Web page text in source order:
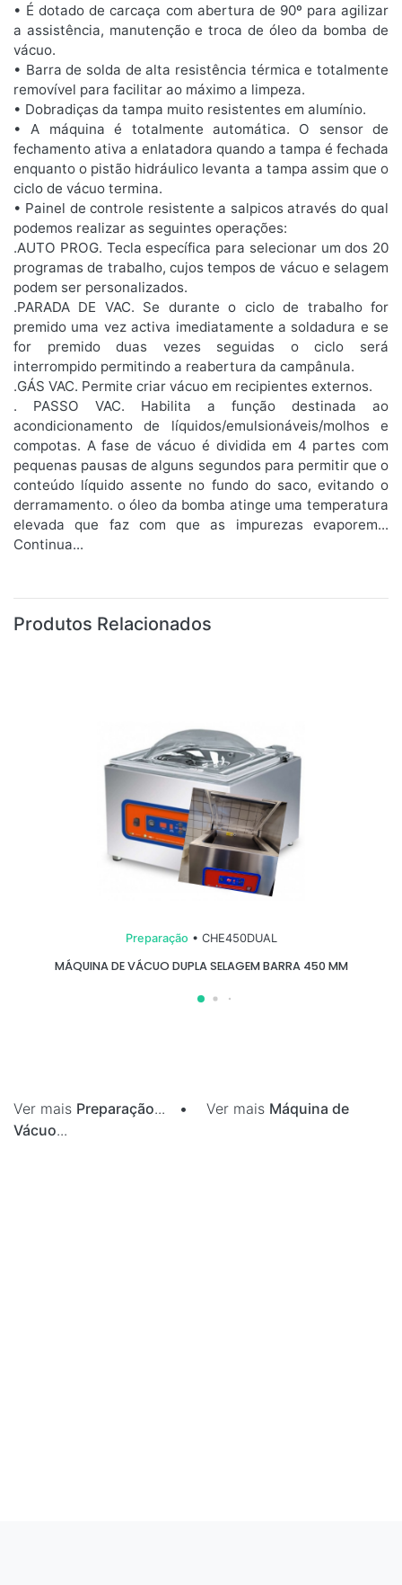
• É dotado de carcaça com abertura de 90º para agilizar
a assistência, manutenção e troca de óleo da bomba de
vácuo.
• Barra de solda de alta resistência térmica e totalmente
removível para facilitar ao máximo a limpeza.
• Dobradiças da tampa muito resistentes em alumínio.
• A máquina é totalmente automática. O sensor de
fechamento ativa a enlatadora quando a tampa é fechada
enquanto o pistão hidráulico levanta a tampa assim que o
ciclo de vácuo termina.
• Painel de controle resistente a salpicos através do qual
podemos realizar as seguintes operações:
.AUTO PROG. Tecla específica para selecionar um dos 20
programas de trabalho, cujos tempos de vácuo e selagem
podem ser personalizados.
.PARADA DE VAC. Se durante o ciclo de trabalho for
premido uma vez activa imediatamente a soldadura e se
for premido duas vezes seguidas o ciclo será
interrompido permitindo a reabertura da campânula.
.GÁS VAC. Permite criar vácuo em recipientes externos.
. PASSO VAC. Habilita a função destinada ao
acondicionamento de líquidos/emulsionáveis/molhos e
compotas. A fase de vácuo é dividida em 4 partes com
pequenas pausas de alguns segundos para permitir que o
conteúdo líquido assente no fundo do saco, evitando o
derramamento. o óleo da bomba atinge uma temperatura
elevada que faz com que as impurezas evaporem...
Continua...
Produtos Relacionados
Preparação • CHE450DUAL
MÁQUINA DE VÁCUO DUPLA SELAGEM BARRA 450 MM
Ver mais Preparação... • Ver mais Máquina de
Vácuo...